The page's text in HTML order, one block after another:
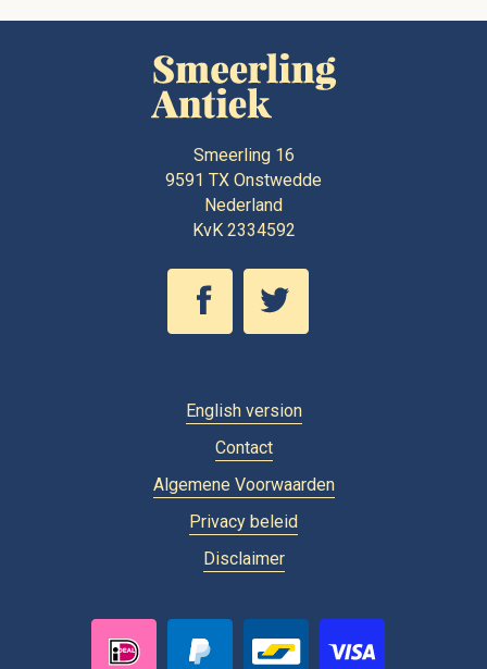
Smeerling 16
9591 TX Onstwedde
Nederland
KvK 2334592
English version
Contact
Algemene Voorwaarden
Privacy beleid
Disclaimer